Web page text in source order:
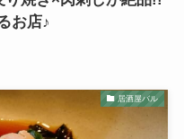
お店♪
居酒屋バル